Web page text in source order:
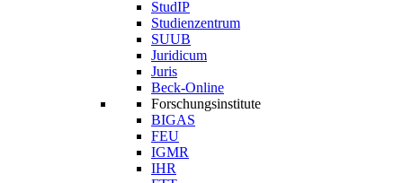
StudIP
Studienzentrum
SUUB
Juridicum
Juris
Beck-Online
Forschungsinstitute
BIGAS
FEU
IGMR
IHR